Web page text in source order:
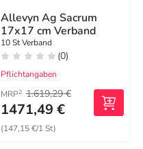
Allevyn Ag Sacrum
17x17 cm Verband
10 St Verband
(0)
Pflichtangaben
MRP2 1.619,29 €
1471,49 €
(147,15 €/1 St)